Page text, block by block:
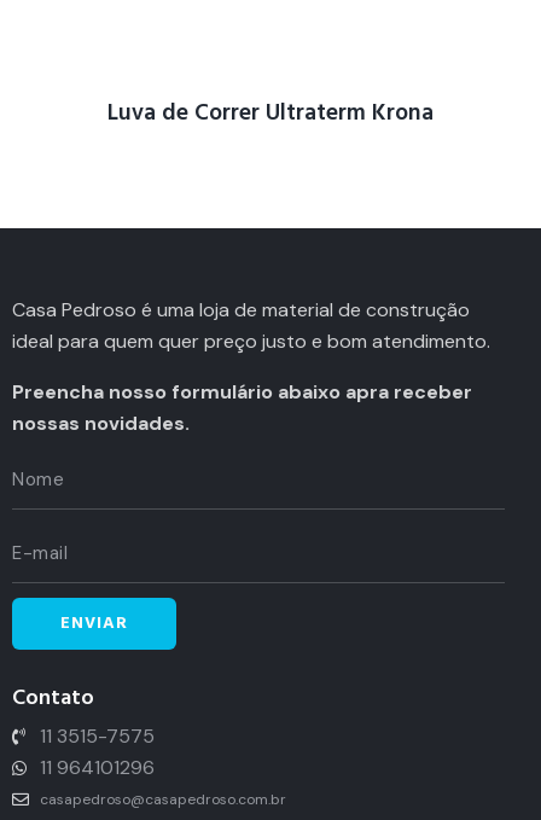
Luva de Correr Ultraterm Krona
Casa Pedroso é uma loja de material de construção
ideal para quem quer preço justo e bom atendimento.
Preencha nosso formulário abaixo apra receber
nossas novidades.
Contato
11 3515-7575
11 964101296
casapedroso@casapedroso.com.br